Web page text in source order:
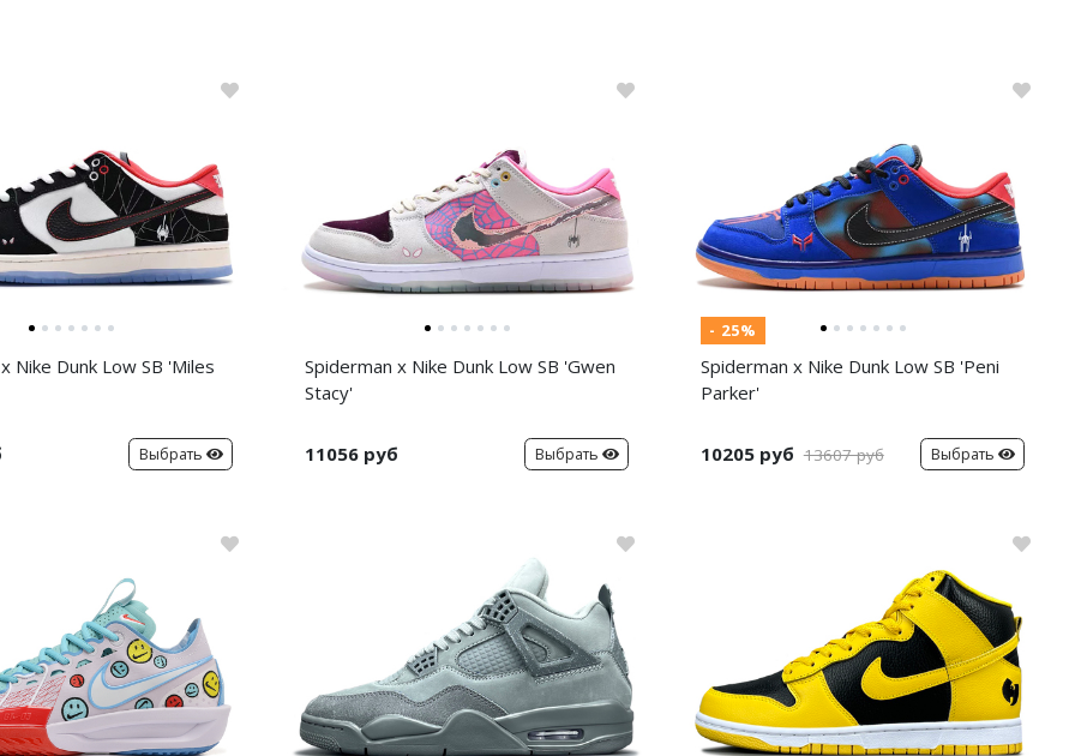
Nike Dunk Low SB 'Miles
Выбрать
Spiderman x Nike Dunk Low SB 'Gwen
Stacy'
11056 руб Выбрать
- 25%
Spiderman x Nike Dunk Low SB 'Peni
Parker'
10205 руб 13607 руб Выбрать